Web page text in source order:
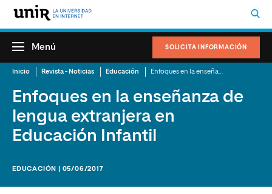
SOLICITA INFORMACIÓN
Menú
Inicio Revista - Noticias Educación
Enfoques en la enseñanza de
lengua extranjera en
Educación Infantil
EDUCACIÓN | 05/06/2017